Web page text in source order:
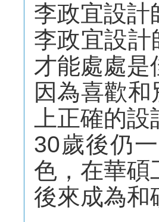
李政宜設計
李政宜設
才能處處是
因為喜歡
上正確的設
30歲後仍
色，在華碩
後來成為和